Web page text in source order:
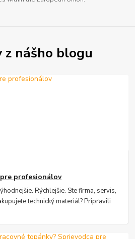
z nášho blogu
profesionálov
Rýchlejšie. Ste firma, servis,
technický materiál? Pripravili